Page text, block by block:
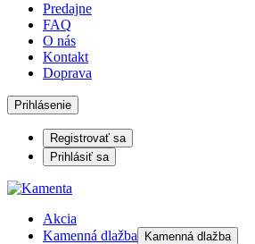
Predajne
FAQ
O nás
Kontakt
Doprava
Prihlásenie
Registrovať sa
Prihlásiť sa
Akcia
Kamenná dlažba
Kamenná dlažba